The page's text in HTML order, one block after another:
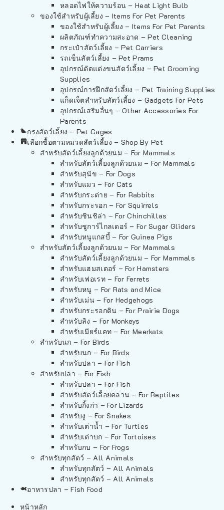
หลอดไฟให้ความร้อน – Heat Light Bulb
ของใช้สำหรับผู้เลี้ยง – Items For Pet Parents
ของใช้สำหรับผู้เลี้ยง – Items For Pet Parents
ผลิตภัณฑ์ทำความสะอาด – Pet Cleaning
กระเป๋าสัตว์เลี้ยง – Pet Carriers
รถเข็นสัตว์เลี้ยง – Pet Prams
อุปกรณ์ตัดแต่งขนสัตว์เลี้ยง – Pet Grooming
Supplies
อุปกรณ์การฝึกสัตว์เลี้ยง – Pet Training Supplies
แก็ดเจ็ตสำหรับสัตว์เลี้ยง – Gadgets For Pets
อุปกรณ์เสริมอื่นๆ – Other Accessories For
Parents
กรงสัตว์เลี้ยง – Pet Cages
เลือกซื้อตามหมวดสัตว์เลี้ยง – Shop By Pet
สำหรับสัตว์เลี้ยงลูกด้วยนม – For Mammals
สำหรับสัตว์เลี้ยงลูกด้วยนม – For Mammals
สำหรับสุนัข – For Dogs
สำหรับแมว – For Cats
สำหรับกระต่าย – For Rabbits
สำหรับกระรอก – For Squirrels
สำหรับชินชิล่า – For Chinchillas
สำหรับชูการ์ไกลเดอร์ – For Sugar Gliders
สำหรับหนูแกสบี้ – For Guinea Pigs
สำหรับสัตว์เลี้ยงลูกด้วยนม – For Mammals
สำหรับสัตว์เลี้ยงลูกด้วยนม – For Mammals
สำหรับแฮมสเตอร์ – For Hamsters
สำหรับเฟอเรท – For Ferrets
สำหรับหนู – For Rats and Mice
สำหรับเม่น – For Hedgehogs
สำหรับกระรอกดิน – For Prairie Dogs
สำหรับลิง – For Monkeys
สำหรับเมียร์แคท – For Meerkats
สำหรับนก – For Birds
สำหรับนก – For Birds
สำหรับปลา – For Fish
สำหรับปลา – For Fish
สำหรับปลา – For Fish
สำหรับสัตว์เลื้อยคลาน – For Reptiles
สำหรับกิ้งก่า – For Lizards
สำหรับงู – For Snakes
สำหรับเต่าน้ำ – For Turtles
สำหรับเต่าบก – For Tortoises
สำหรับกบ – For Frogs
สำหรับทุกสัตว์ – All Animals
สำหรับทุกสัตว์ – All Animals
สำหรับทุกสัตว์ – All Animals
อาหารปลา – Fish Food
หน้าหลัก